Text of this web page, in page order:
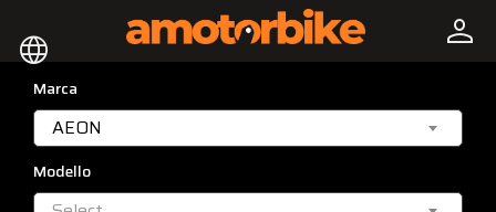
language person
Marca
AEON
Modello